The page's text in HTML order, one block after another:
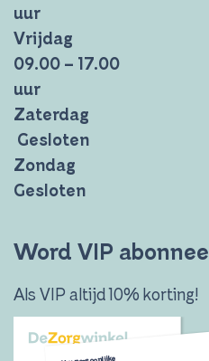
uur
Vrijdag
09.00 – 17.00
uur
Zaterdag
Gesloten
Zondag
Gesloten
Word VIP abonnee
Als VIP altijd 10% korting!